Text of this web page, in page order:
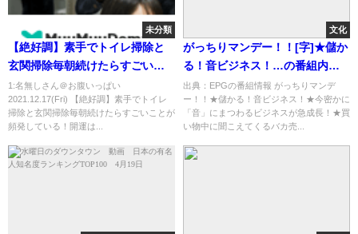
未分類
【絶好調】素手でトイレ掃除と
玄関掃除毎朝続けたらすごいこ
とが頻発している！開運は本当
だった！
1:名無しさん＠お腹いっぱい
2021.12.17(Fri) 【絶好調】素手でトイレ
掃除と玄関掃除毎朝続けたらすごいことが
頻発している！開運は...
文化
がっちりマンデー！！[字]★儲か
る！音ビジネス！…の番組内容
解析まとめ
出典：EPGの番組情報 がっちりマンデ
ー！！★儲かる！音ビジネス！★今密かに
「音」にまつわるビジネスが急成長！★買
い物中に聞こえてくるバカ売...